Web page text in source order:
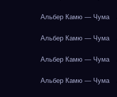
Альбер Камю — Чума
Альбер Камю — Чума
Альбер Камю — Чума
Альбер Камю — Чума